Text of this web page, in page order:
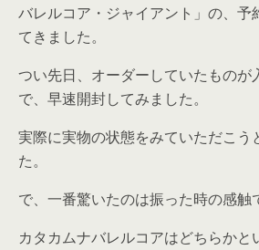
バレルコア・ジャイアント」の、予
てきました。
つい先日、オーダーしていたものが
で、早速開封してみました。
実際に実物の状態をみていただこう
た。
で、一番驚いたのは振った時の感触
カタカムナバレルコアはどちらかと